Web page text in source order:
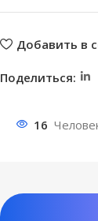
Добавить в
Поделиться:
16